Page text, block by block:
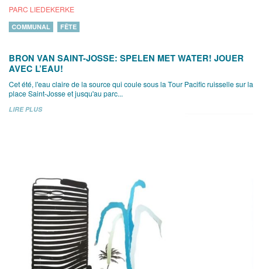
PARC LIEDEKERKE
COMMUNAL FÊTE
BRON VAN SAINT-JOSSE: SPELEN MET WATER! JOUER
AVEC L’EAU!
Cet été, l'eau claire de la source qui coule sous la Tour Pacific ruisselle sur la
place Saint-Josse et jusqu'au parc...
LIRE PLUS